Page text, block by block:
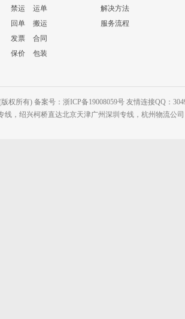
禁运
运单
回单
搬运
发票
合同
保价
包装
解决方法
服务流程
权所有) 备案号：浙ICP备19008059号 友情连接QQ：
线，绍兴柯桥直达北京天津广州深圳专线，杭州物流公